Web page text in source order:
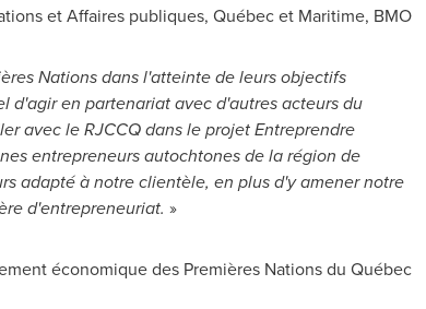
et Affaires publiques, Québec et Maritime, BMO
Nations dans l'atteinte de leurs objectifs
d'agir en partenariat avec d'autres acteurs du
avec le RJCCQ dans le projet Entreprendre
entrepreneurs autochtones de la région de
adapté à notre clientèle, en plus d'y amener notre
d'entrepreneuriat. »
économique des Premières Nations du Québec